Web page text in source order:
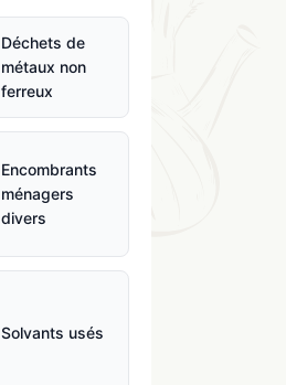
Déchets de
métaux non
ferreux
Encombrants
ménagers
divers
Solvants usés